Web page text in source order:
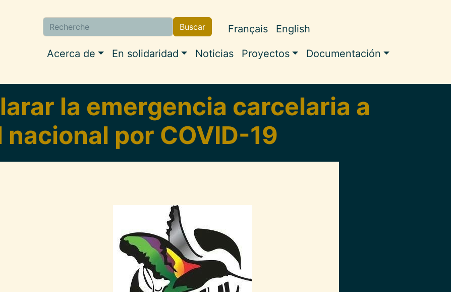
Navigation principale
Acerca de En solidaridad Noticias Proyectos Documentación
Buscar Buscar Français English
la emergencia carcelaria a
nacional por COVID-19